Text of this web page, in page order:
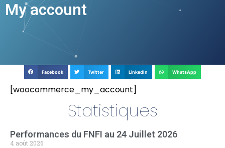
My account
Facebook Twitter LinkedIn WhatsApp
[woocommerce_my_account]
Statistiques
Performances du FNFI au 24 Juillet 2026
4 août 2026